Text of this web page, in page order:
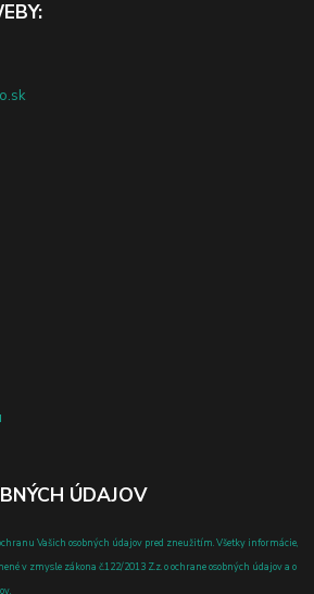
ÚDAJOV
Vašich osobných údajov pred zneužitím. Všetky informácie,
v zmysle zákona č.122/2013 Z.z. o ochrane osobných údajov a o